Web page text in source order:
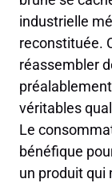
industrielle
reconstituée.
réassembler
véritables
Le
bénéfique
un produit qui